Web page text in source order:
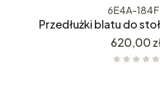
6E4A-
Przedłużki blatu do
Cena
620,00